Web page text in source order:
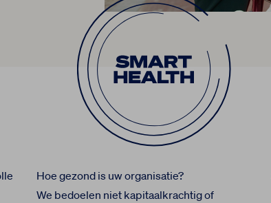
Hoe gezond is uw organisatie?
We bedoelen niet kapitaalkrachtig of